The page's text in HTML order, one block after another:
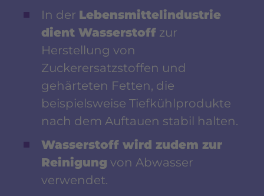
In der Lebensmittelindustrie
dient Wasserstoff zur
Herstellung von
Zuckerersatzstoffen und
gehärteten Fetten, die
beispielsweise Tiefkühlprodukte
nach dem Auftauen stabil halten.
Wasserstoff wird zudem zur
Reinigung von Abwasser
verwendet.